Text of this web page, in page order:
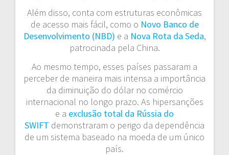
Além disso, conta com estruturas econômicas
de acesso mais fácil, como o Novo Banco de
Desenvolvimento (NBD) e a Nova Rota da Seda,
patrocinada pela China.
Ao mesmo tempo, esses países passaram a
perceber de maneira mais intensa a importância
da diminuição do dólar no comércio
internacional no longo prazo. As hipersanções
e a exclusão total da Rússia do
SWIFT demonstraram o perigo da dependência
de um sistema baseado na moeda de um único
país.